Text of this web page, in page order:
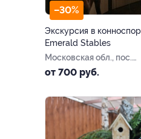
–30%
Экскурсия в
Emerald Stables
Московская обл., пос.
Нарынка, тер. отеля
от 700 руб.